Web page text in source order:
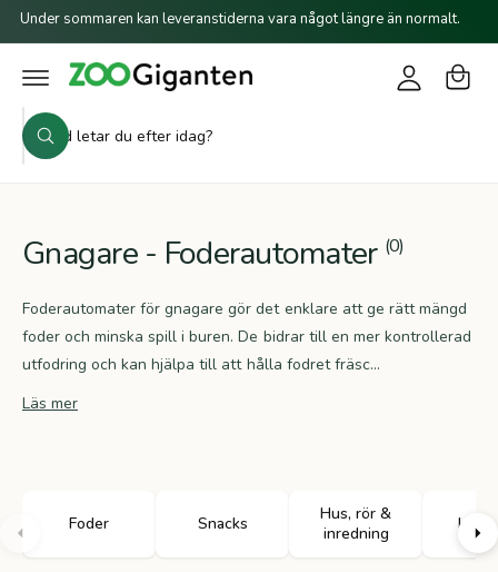
il
n
e
h
å
Under sommaren kan leveranstiderna vara något längre än normalt.
S
ö
v
å
r
b
u
S
ö
o
g
g
r
u
k
Gnagare - Foderautomater (0)
Foderautomater för gnagare gör det enklare att ge rätt mängd
foder och minska spill i buren. De bidrar till en mer kontrollerad
utfodring och kan hjälpa till att hålla fodret fräsc...
Läs mer
Foder Snacks
Hus, rör &
inredning